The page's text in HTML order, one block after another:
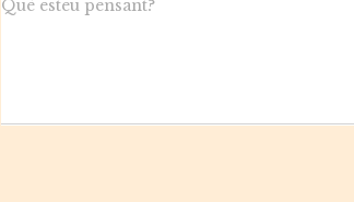
Què esteu pensant?